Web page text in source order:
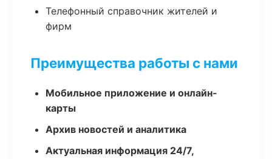
Телефонный справочник жителей и
фирм
Преимущества работы с нами
Мобильное приложение и онлайн-
карты
Архив новостей и аналитика
Актуальная информация 24/7,